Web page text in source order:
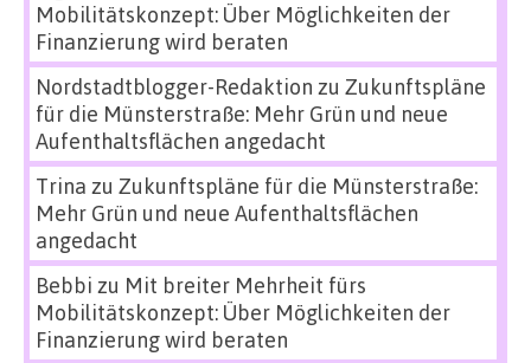
Mobilitätskonzept: Über Möglichkeiten der
Finanzierung wird beraten
Nordstadtblogger-Redaktion zu Zukunftspläne
für die Münsterstraße: Mehr Grün und neue
Aufenthaltsflächen angedacht
Trina zu Zukunftspläne für die Münsterstraße:
Mehr Grün und neue Aufenthaltsflächen
angedacht
Bebbi zu Mit breiter Mehrheit fürs
Mobilitätskonzept: Über Möglichkeiten der
Finanzierung wird beraten